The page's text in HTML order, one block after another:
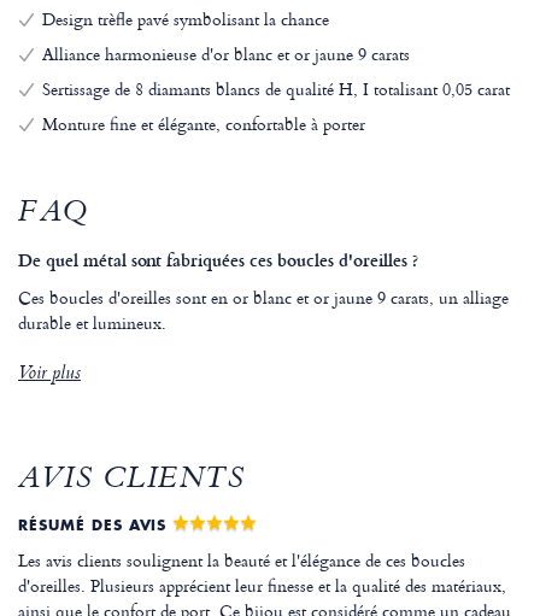
Design trèfle pavé symbolisant la chance
Alliance harmonieuse d'or blanc et or jaune 9 carats
Sertissage de 8 diamants blancs de qualité H, I totalisant 0,05 carat
Monture fine et élégante, confortable à porter
FAQ
De quel métal sont fabriquées ces boucles d'oreilles ?
Ces boucles d'oreilles sont en or blanc et or jaune 9 carats, un alliage
durable et lumineux.
Voir plus
AVIS CLIENTS
RÉSUMÉ DES AVIS
Les avis clients soulignent la beauté et l'élégance de ces boucles
d'oreilles. Plusieurs apprécient leur finesse et la qualité des matériaux,
ainsi que le confort de port. Ce bijou est considéré comme un cadeau